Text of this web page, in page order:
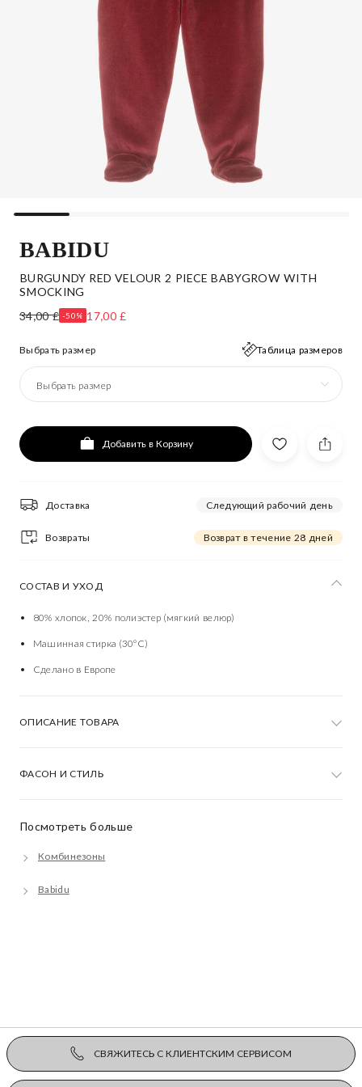
BABIDU
BURGUNDY RED VELOUR 2 PIECE BABYGROW WITH
SMOCKING
34,00 £ -50% 17,00 £
Выбрать размер Таблица размеров
Выбрать размер
Добавить в Корзину
Доставка Следующий рабочий день
Возвраты Возврат в течение 28 дней
Посмотреть больше
Комбинезоны
Babidu
СОСТАВ И УХОД
80% хлопок, 20% полиэстер (мягкий велюр)
Машинная стирка (30°C)
Сделано в Европе
ОПИСАНИЕ ТОВАРА
ФАСОН И СТИЛЬ
СВЯЖИТЕСЬ С КЛИЕНТСКИМ СЕРВИСОМ